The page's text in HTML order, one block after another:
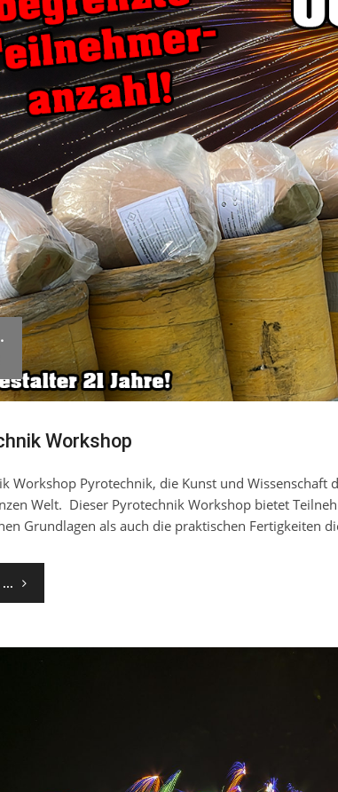
Workshop
Workshop Pyrotechnik, die Kunst und Wissenschaft
Welt. Dieser Pyrotechnik Workshop bietet
Grundlagen als auch die praktischen Fertigkeiten
...